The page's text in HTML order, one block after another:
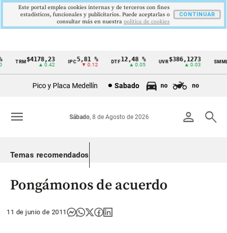
Cintillo
Colombia
TRM$4178,23
▲ 0.42
5,81 %
▼ 0.12
DTF12,48 %
▲ 0.05
UVR$386,1273
▲ 0.03
SMMLV
Pico y Placa Medellín Sabado no no
person search
Sábado, 8 de Agosto de 2026
menu
Temas recomendados
Pongámonos de acuerdo
11 de junio de 2011
Este portal emplea cookies internas y de terceros con fines
estadísticos, funcionales y publicitarios. Puede aceptarlas o
consultar más en nuestra politica de cookies
CONTINUAR